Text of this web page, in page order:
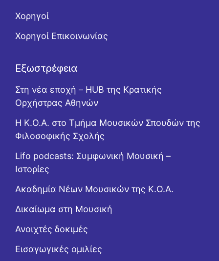
Χορηγοί
Χορηγοί Επικοινωνίας
Εξωστρέφεια
Στη νέα εποχή – HUB της Κρατικής
Ορχήστρας Αθηνών
Η Κ.Ο.Α. στο Τμήμα Μουσικών Σπουδών της
Φιλοσοφικής Σχολής
Lifo podcasts: Συμφωνική Μουσική –
Ιστορίες
Ακαδημία Νέων Μουσικών της Κ.Ο.Α.
Δικαίωμα στη Μουσική
Ανοιχτές δοκιμές
Εισαγωγικές ομιλίες